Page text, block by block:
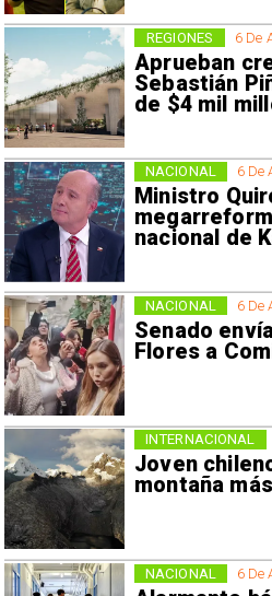
6 De
Aprueban
Sebastián
de $4 mil
REGIONES
6 De
Ministro
nacional de
NACIONAL
6 De
Senado
Flores a
NACIONAL
Joven
montaña
INTERNACIONAL
6 De
NACIONAL